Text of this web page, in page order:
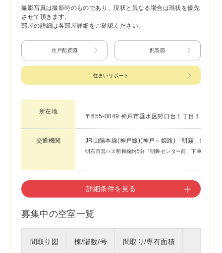
撮影写真は撮影時のものであり、現状と異なる場合は現状を優先
させて頂きます。
部屋の詳細は各部屋詳細をご確認ください。
住戸配置図 配置図
住まいリポート
所在地
〒655-0049 神戸市垂水区狩口台１丁目１６－１
交通機関 JR山陽本線(神戸線)(神戸～姫路)「朝霧」駅
明石市営バス明舞線約5分「明舞センター前」下車徒歩約2
詳細条件を見る
募集中の空室一覧
間取り図 棟/階数/号 間取り/専有面積